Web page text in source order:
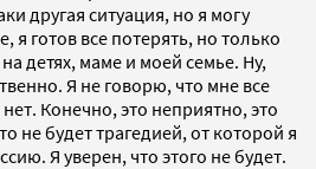
другая ситуация, но я могу
я готов все потерять, но только
детях, маме и моей семье. Ну,
Я не говорю, что мне все
Конечно, это неприятно, это
не будет трагедией, от которой я
Я уверен, что этого не будет.